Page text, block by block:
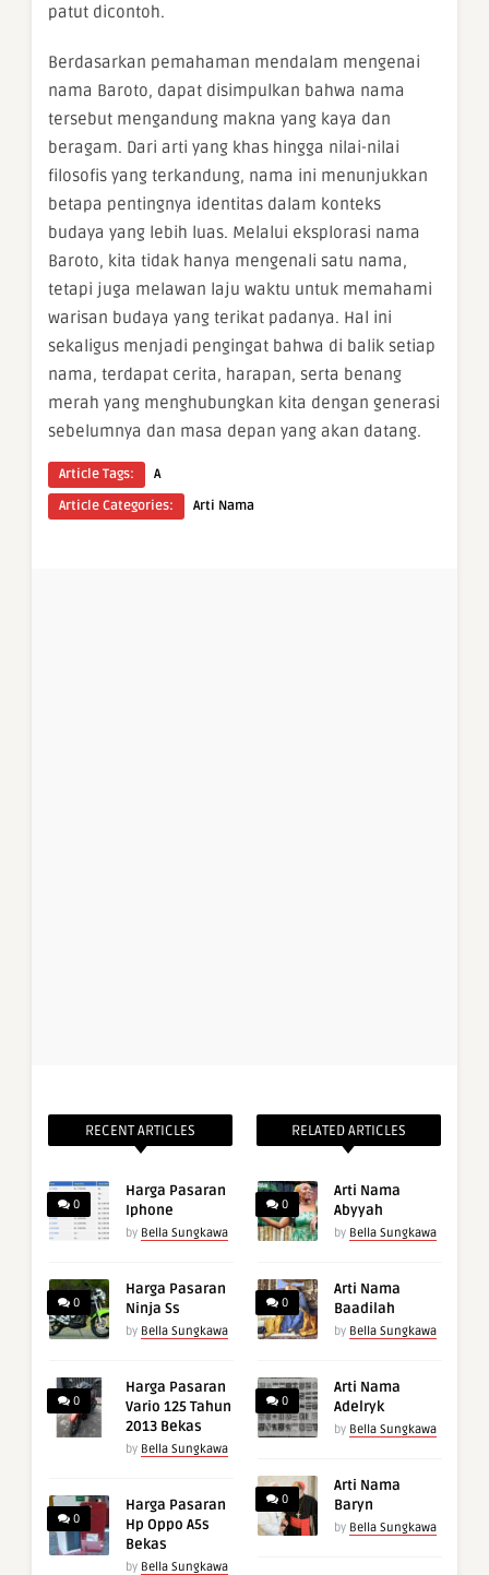
patut dicontoh.
Berdasarkan pemahaman mendalam mengenai
nama Baroto, dapat disimpulkan bahwa nama
tersebut mengandung makna yang kaya dan
beragam. Dari arti yang khas hingga nilai-nilai
filosofis yang terkandung, nama ini menunjukkan
betapa pentingnya identitas dalam konteks
budaya yang lebih luas. Melalui eksplorasi nama
Baroto, kita tidak hanya mengenali satu nama,
tetapi juga melawan laju waktu untuk memahami
warisan budaya yang terikat padanya. Hal ini
sekaligus menjadi pengingat bahwa di balik setiap
nama, terdapat cerita, harapan, serta benang
merah yang menghubungkan kita dengan generasi
sebelumnya dan masa depan yang akan datang.
Article Tags:
A
Article Categories:
Arti Nama
RECENT ARTICLES
0
Harga Pasaran
Iphone
by Bella Sungkawa
0
Harga Pasaran
Ninja Ss
by Bella Sungkawa
0
Harga Pasaran
Vario 125 Tahun
2013 Bekas
by Bella Sungkawa
0
Harga Pasaran
Hp Oppo A5s
Bekas
by Bella Sungkawa
RELATED ARTICLES
0
Arti Nama
Abyyah
by Bella Sungkawa
0
Arti Nama
Baadilah
by Bella Sungkawa
0
Arti Nama
Adelryk
by Bella Sungkawa
0
Arti Nama
Baryn
by Bella Sungkawa